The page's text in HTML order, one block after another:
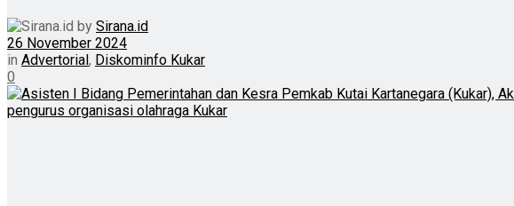
by Sirana.id
26 November 2024
in Advertorial, Diskominfo Kukar
0